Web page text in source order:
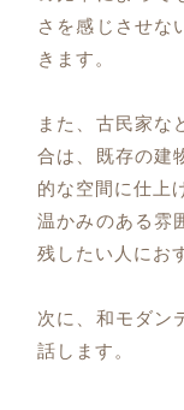
さを感じさせな
きます。
また、古民家な
合は、既存の建
的な空間に仕上
温かみのある雰
残したい人にお
次に、和モダン
話します。